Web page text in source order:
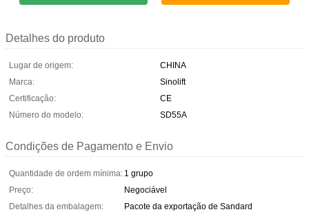
Detalhes do produto
Lugar de origem:
CHINA
Marca:
Sinolift
Certificação:
CE
Número do modelo:
SD55A
Condições de Pagamento e Envio
Quantidade de ordem mínima: 1 grupo
Preço:
Negociável
Detalhes da embalagem:
Pacote da exportação de Sandard